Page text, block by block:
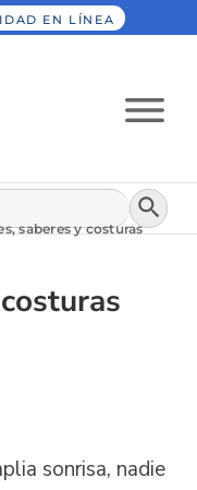
EN LÍNEA
Botón
saberes y costuras
sonrisa, nadie